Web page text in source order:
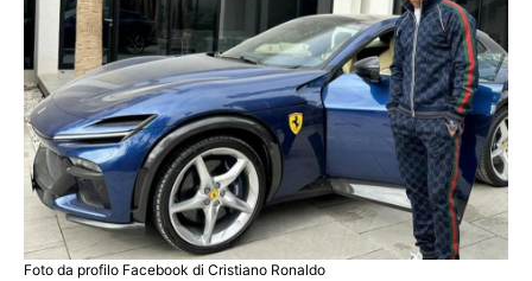
Foto da profilo Facebook di Cristiano Ronaldo